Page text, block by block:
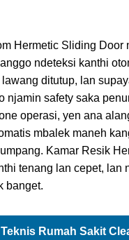
Hermetic Sliding Door
ndeteksi kanthi
ditutup, lan
njamin safety saka
operasi, yen ana
mbalek maneh
Kamar Resik
tenang lan cepet, lan
banget.
Rumah Sakit